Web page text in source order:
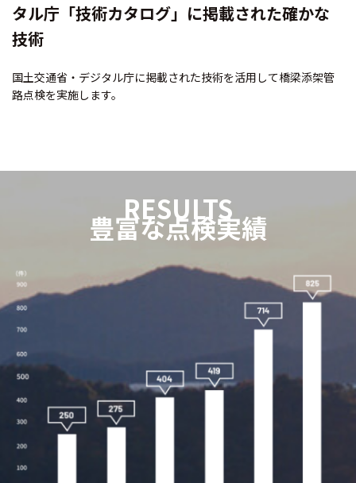
タル庁「技術カタログ」に掲載された確かな
技術
国土交通省・デジタル庁に掲載された技術を活用して橋梁添架管
路点検を実施します。
RESULTS
豊富な点検実績